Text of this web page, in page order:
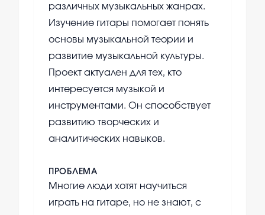
различных музыкальных жанрах.
Изучение гитары помогает понять
основы музыкальной теории и
развитие музыкальной культуры.
Проект актуален для тех, кто
интересуется музыкой и
инструментами. Он способствует
развитию творческих и
аналитических навыков.
ПРОБЛЕМА
Многие люди хотят научиться
играть на гитаре, но не знают, с